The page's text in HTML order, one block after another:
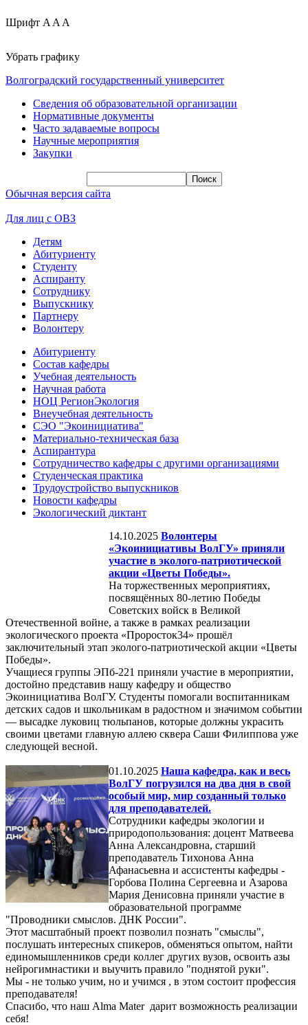
Шрифт A A A
Убрать графику
Волгоградский государственный университет
Сведения об образовательной организации
Нормативные документы
Часто задаваемые вопросы
Научные мероприятия
Закупки
Обычная версия сайта
Для лиц с ОВЗ
Детям
Абитуриенту
Студенту
Аспиранту
Сотруднику
Выпускнику
Партнеру
Волонтеру
Абитуриенту
Состав кафедры
Учебная деятельность
Научная работа
НОЦ РегионЭкология
Внеучебная деятельность
СЭО "Экоинициатива"
Материально-техническая база
Аспирантура
Сотрудничество кафедры с другими организациями
Студенческая практика
Трудоустройство выпускников
Новости кафедры
Экологический диктант
14.10.2025 Волонтеры
«Экоинициативы ВолГУ» приняли
участие в эколого-патриотической
акции «Цветы Победы».
На торжественных мероприятиях,
посвящённых 80-летию Победы
Советских войск в Великой
Отечественной войне, а также в рамках реализации
экологического проекта «Проросток34» прошёл
заключительный этап эколого-патриотической акции «Цветы
Победы».
Учащиеся группы ЭПб-221 приняли участие в мероприятии,
достойно представив нашу кафедру и общество
Экоинициатива ВолГУ. Студенты помогали воспитанникам
детских садов и школьникам в радостном и значимом событии
— высадке луковиц тюльпанов, которые должны украсить
своими цветами главную аллею сквера Саши Филиппова уже
следующей весной.
01.10.2025 Наша кафедра, как и весь
ВолГУ погрузился на два дня в свой
особый мир, мир созданный только
для преподавателей.
Сотрудники кафедры экологии и
природопользования: доцент Матвеева
Анна Александровна, старший
преподаватель Тихонова Анна
Афанасьевна и ассистенты кафедры -
Горбова Полина Сергеевна и Азарова
Мария Денисовна приняли участие в
образовательной программе
"Проводники смыслов. ДНК России".
Этот масштабный проект позволил познать "смыслы",
послушать интересных спикеров, обменяться опытом, найти
единомышленников среди коллег других вузов, освоить азы
нейрогимнастики и выучить правило "поднятой руки".
Мы - не только учим, но и учимся , в этом состоит профессия
преподавателя!
Спасибо, что наш Alma Mater дарит возможность реализации
себя!